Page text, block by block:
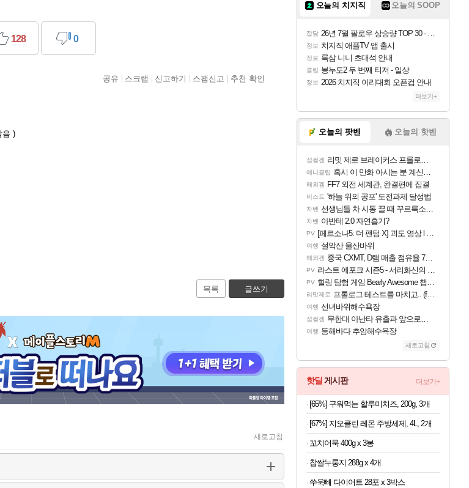
128 0
공유 스크랩 신고하기 스팸신고 추천 확인
음 )
목록 글쓰기
새로고침
오늘의 치지직 오늘의 SOOP
잡담 26년 7월 팔로우 상승량 TOP 30 - 월간 치지직
정보 치지직 애플TV 앱 출시
정보 룩삼 니니 초대석 안내
클립 봉누도2 두 번째 티저 - 일상
정보 2026 치지직 이리대회 오픈컵 안내
더보기+
오늘의 팟벤 오늘의 핫벤
섭컬겜 리밋 제로 브레이커스 프롤로그 테스트 후기 영상 업로드
애니클립 혹시 이 만화 아시는 분 계신가요
해외겜 FF7 외전 세계관, 완결편에 집결
비스트 '하늘 위의 공포' 도전과제 달성법
차벤 선생님들 차 시동 끌 때 꾸르륵소리나는데
차벤 아반테 2.0 자연흡기?
PV [페르소나5: 더 팬텀 X] 괴도 영상 l 타카마키 안·댄싱 스타
여행 설악산 울산바위
해외겜 중국 CXMT, D램 매출 점유율 7%…글로벌 4위로 부상
PV 라스트 에포크 시즌5 - 서리화신의 분노 티저
PV 힐링 탐험 게임 Bearly Awesome 챕터 1 트레일러
리밋제로 프롤로그 테스트를 마치고.. (feat. 리아)
여행 선녀바위해수욕장
섭컬겜 무한대 아난타 유출과 앞으로의 예상 (루머)
여행 동해바다 추암해수욕장
새로고침
핫딜 게시판 더보기+
[65%] 구워먹는 할루미치즈, 200g, 3개
[67%] 지오클린 레몬 주방세제, 4L, 2개
꼬치어묵 400g x 3봉
찹쌀누룽지 288g x 4개
쑤욱빼 다이어트 28포 x 3박스